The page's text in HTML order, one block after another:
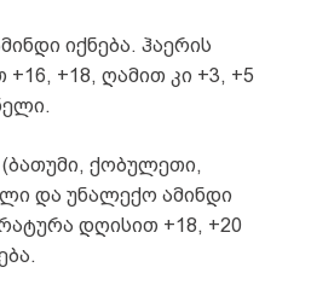
იქნება. ჰაერის
+18, ღამით კი +3, +5
ქობულეთი,
და უნალექო ამინდი
დღისით +18, +20